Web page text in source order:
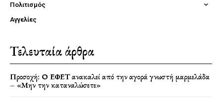
Πολιτισμός
Αγγελίες
Τελευταία άρθρα
Προσοχή: Ο ΕΦΕΤ ανακαλεί από την αγορά γνωστή μαρμελάδα
– «Μην την καταναλώσετε»